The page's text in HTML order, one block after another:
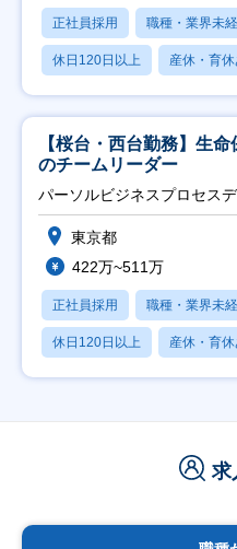
正社員採用 職種・業界未
休日120日以上 産休・育休
【桜台・西台勤務】生
のチームリーダー
パーソルビジネスプロセス
東京都
422万~511万
正社員採用 職種・業界未
休日120日以上 産休・育休
求